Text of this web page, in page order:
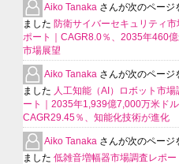
Aiko Tanaka さんが次のページ
ました 防衛サイバーセキュリティ
ポート｜CAGR8.0％、2035年460
市場展望
Aiko Tanaka さんが次のページ
ました 人工知能（AI）ロボット市場
ート｜2035年1,939億7,000万米ド
CAGR29.45％、知能化技術が進化
Aiko Tanaka さんが次のページ
ました 低雑音増幅器市場調査レポー